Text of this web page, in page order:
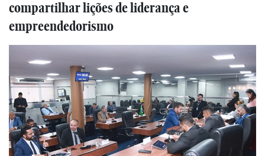
compartilhar lições de liderança e
empreendedorismo